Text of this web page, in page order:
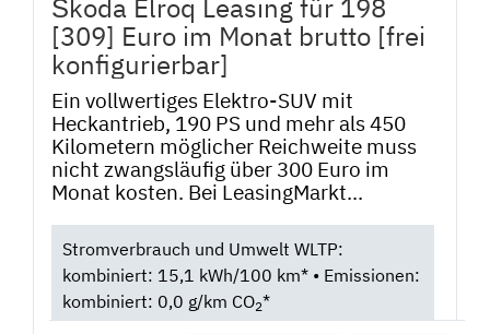
Škoda Elroq Leasing für 198
[309] Euro im Monat brutto [frei
konfigurierbar]
Ein vollwertiges Elektro-SUV mit
Heckantrieb, 190 PS und mehr als 450
Kilometern möglicher Reichweite muss
nicht zwangsläufig über 300 Euro im
Monat kosten. Bei LeasingMarkt...
Stromverbrauch und Umwelt WLTP:
kombiniert: 15,1 kWh/100 km* • Emissionen:
kombiniert: 0,0 g/km CO2*